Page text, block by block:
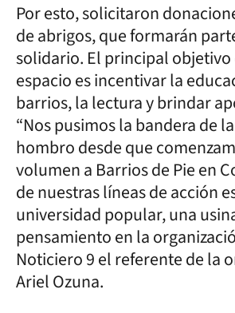
Por esto, solicitaron
de abrigos, que formarán
solidario. El principal objetivo
espacio es incentivar la
barrios, la lectura y brindar
“Nos pusimos la bandera de
hombro desde que
volumen a Barrios de Pie en
de nuestras líneas de acción
universidad popular, una
pensamiento en la
Noticiero 9 el referente de la
Ariel Ozuna.